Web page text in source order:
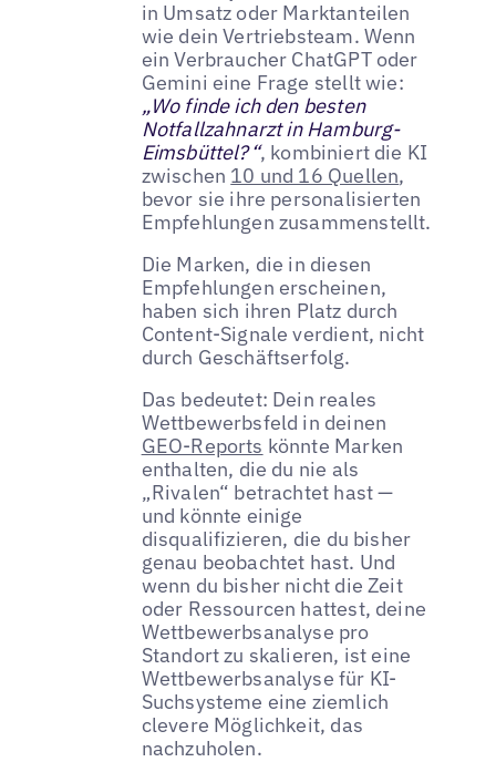
in Umsatz oder Marktanteilen
wie dein Vertriebsteam. Wenn
ein Verbraucher ChatGPT oder
Gemini eine Frage stellt wie:
„Wo finde ich den besten
Notfallzahnarzt in Hamburg-
Eimsbüttel?“, kombiniert die KI
zwischen 10 und 16 Quellen,
bevor sie ihre personalisierten
Empfehlungen zusammenstellt.
Die Marken, die in diesen
Empfehlungen erscheinen,
haben sich ihren Platz durch
Content-Signale verdient, nicht
durch Geschäftserfolg.
Das bedeutet: Dein reales
Wettbewerbsfeld in deinen
GEO-Reports könnte Marken
enthalten, die du nie als
„Rivalen“ betrachtet hast —
und könnte einige
disqualifizieren, die du bisher
genau beobachtet hast. Und
wenn du bisher nicht die Zeit
oder Ressourcen hattest, deine
Wettbewerbsanalyse pro
Standort zu skalieren, ist eine
Wettbewerbsanalyse für KI-
Suchsysteme eine ziemlich
clevere Möglichkeit, das
nachzuholen.